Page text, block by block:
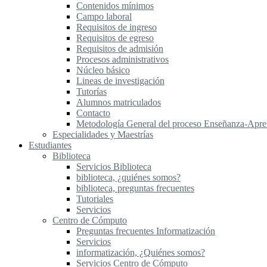
Contenidos mínimos
Campo laboral
Requisitos de ingreso
Requisitos de egreso
Requisitos de admisión
Procesos administrativos
Núcleo básico
Lineas de investigación
Tutorías
Alumnos matriculados
Contacto
Metodología General del proceso Enseñanza-
Especialidades y Maestrías
Estudiantes
Biblioteca
Servicios Biblioteca
biblioteca, ¿quiénes somos?
biblioteca, preguntas frecuentes
Tutoriales
Servicios
Centro de Cómputo
Preguntas frecuentes Informatización
Servicios
informatización, ¿Quiénes somos?
Servicios Centro de Cómputo